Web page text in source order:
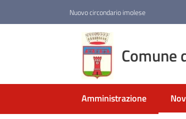
Nuovo circondario imolese
Comune
Amministrazione